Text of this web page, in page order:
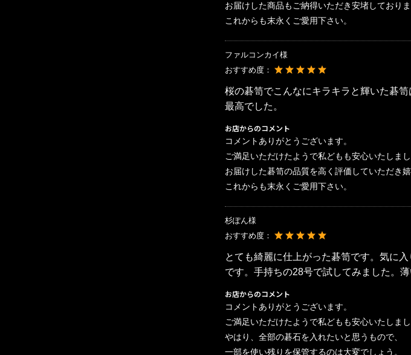
お届けした商品もご納得いただき安堵しておりま
これからも末永くご愛用下さい。
ファルコンカイ様
おすすめ度：
桜の碁笥でこんなにキラキラと輝いた碁笥
最高でした。
お店からのコメント
コメントありがとうございます。
ご満足いただけたようで私どもも安心いたしまし
お届けした碁笥の品質を高く評価していただき嬉
これからも末永くご愛用下さい。
杉ぽん様
おすすめ度：
とても綺麗に仕上がった碁笥です。気に
です。手持ちの28号で試してみました。
お店からのコメント
コメントありがとうございます。
ご満足いただけたようで私どもも安心いたしまし
やはり、全部の碁石を入れたいと思うもので、
一部を使い残りを保管するのは大変でしょう。